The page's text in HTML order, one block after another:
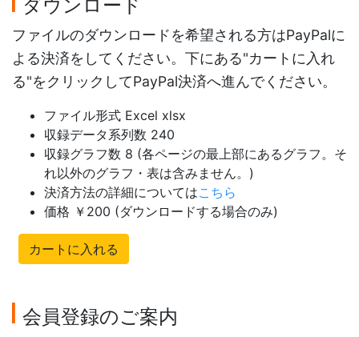
ダウンロード
ファイルのダウンロードを希望される方はPayPalに
よる決済をしてください。下にある"カートに入れ
る"をクリックしてPayPal決済へ進んでください。
ファイル形式 Excel xlsx
収録データ系列数 240
収録グラフ数 8 (各ページの最上部にあるグラフ。そ
れ以外のグラフ・表は含みません。)
決済方法の詳細についてはこちら
価格 ￥200 (ダウンロードする場合のみ)
カートに入れる
会員登録のご案内